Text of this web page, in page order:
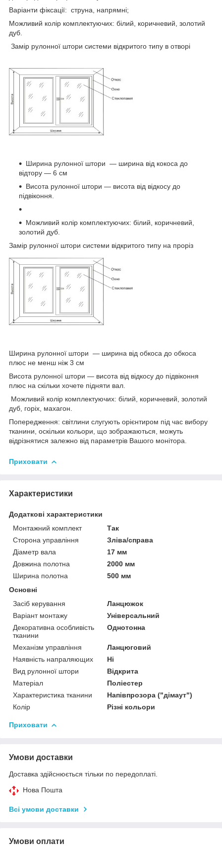
Варіанти фіксації: струна, напрямні;
Можливий колір комплектуючих: білий, коричневий, золотий
дуб.
Замір рулонної штори системи відкритого типу в отворі
Ширина рулонної штори ― ширина від кокоса до
відтору — 6 см
Висота рулонної штори — висота від відкосу до
підвіконня.
Можливий колір комплектуючих: білий, коричневий,
золотий дуб.
Замір рулонної штори системи відкритого типу на проріз
Ширина рулонної штори ― ширина від обкоса до обкоса
плюс не менш ніж 3 см
Висота рулонної штори — висота від відкосу до підвіконня
плюс на скільки хочете підняти вал.
Можливий колір комплектуючих: білий, коричневий, золотий
дуб, горіх, махагон.
Попередження: світлини слугують орієнтиром під час вибору
тканини, оскільки кольори, що зображаються, можуть
відрізнятися залежно від параметрів Вашого монітора.
Приховати
Характеристики
Додаткові характеристики
Монтажний комплект
Так
Сторона управління
Зліва/справа
Діаметр вала
17 мм
Довжина полотна
2000 мм
Ширина полотна
500 мм
Основні
Засіб керування
Ланцюжок
Варіант монтажу
Універсальний
Декоративна особливість
тканини
Однотонна
Механізм управління
Ланцюговий
Наявність напраляющих
Ні
Вид рулонної штори
Відкрита
Матеріал
Поліестер
Характеристика тканини
Напівпрозора ("дімаут")
Колір
Різні кольори
Приховати
Умови доставки
Доставка здійснюється тільки по передоплаті.
Нова Пошта
Всі умови доставки
Умови оплати